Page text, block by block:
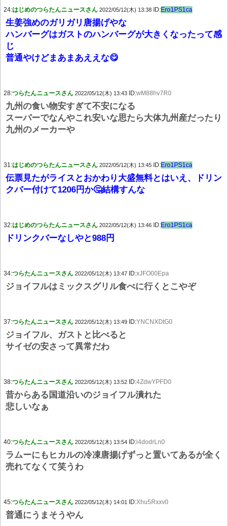
24:はじめのつらたんニュースさん 2022/05/12(木) 13:38 ID:Ero1PS1ca
生姜強めのガリガリ唐揚げやな
ハンバーグはガストのハンバーグが大きくなったって感
じ
普通やけどまあまあええな😋
28:つらたんニュースさん 2022/05/12(木) 13:43 ID:wM88hv7R0
九州の食い物安すぎて不安になる
スーパーでなんやこれ安いな思たら大体九州産だったり
九州のメーカーや
31:はじめのつらたんニュースさん 2022/05/12(木) 13:45 ID:Ero1PS1ca
伝票見たがライスとおかわり大盛無料とはいえ、ドリン
クバー付けて1206円か🤔結構すんな
32:はじめのつらたんニュースさん 2022/05/12(木) 13:46 ID:Ero1PS1ca
ドリンクバーなしやと988円
34:つらたんニュースさん 2022/05/12(木) 13:47 ID:xJFO00Epa
ジョイフルはミックスグリル食べに行くとこやぞ
37:つらたんニュースさん 2022/05/12(木) 13:49 ID:YNCNXDtG0
ジョイフル、ガストと比べると
サイゼの安さって異常だわ
38:つらたんニュースさん 2022/05/12(木) 13:52 ID:4ZdwYPFD0
昔からある国道沿いのジョイフル潰れた
悲しいなぁ
40:つらたんニュースさん 2022/05/12(木) 13:54 ID:i4dodrLn0
ラムーにもヒカルの冷凍唐揚げずっと置いてあるが全く
売れてなくて笑うわ
45:つらたんニュースさん 2022/05/12(木) 14:01 ID:Xhu5Rxxv0
普通にうまそうやん